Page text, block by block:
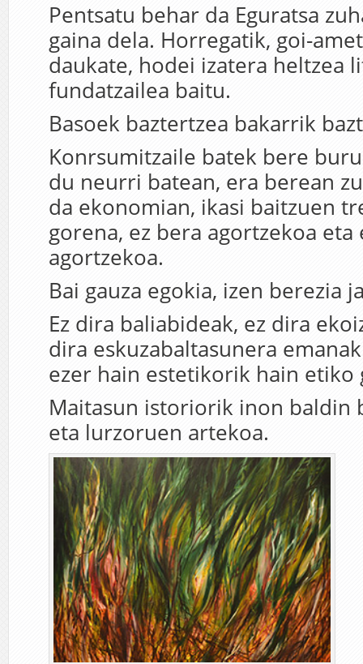
Pentsatu behar da Eguratsa
gaina dela. Horregatik, goi-
daukate, hodei izatera heltzea
fundatzailea baitu.
Basoek baztertzea bakarrik
Konrsumitzaile batek bere
du neurri batean, era berean
da ekonomian, ikasi baitzuen
gorena, ez bera agortzekoa eta
agortzekoa.
Bai gauza egokia, izen berezia
Ez dira baliabideak, ez dira
dira eskuzabaltasunera
ezer hain estetikorik hain etiko
Maitasun istoriorik inon baldin
eta lurzoruen artekoa.